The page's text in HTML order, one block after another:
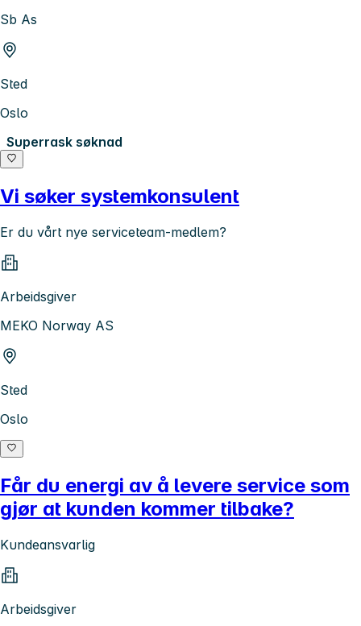
Sb As
Sted
Oslo
Superrask søknad
Vi søker systemkonsulent
Er du vårt nye serviceteam-medlem?
Arbeidsgiver
MEKO Norway AS
Sted
Oslo
Får du energi av å levere service som
gjør at kunden kommer tilbake?
Kundeansvarlig
Arbeidsgiver